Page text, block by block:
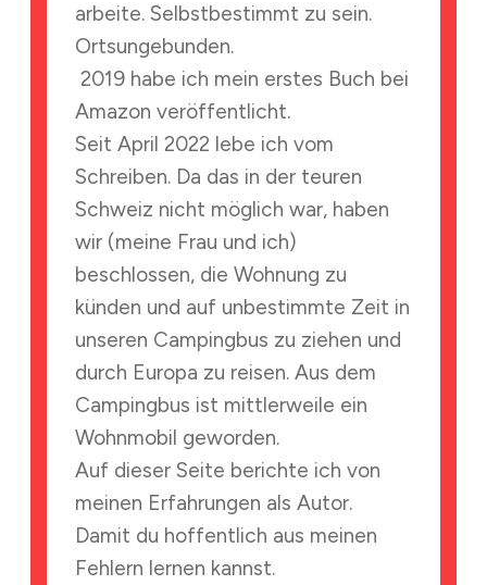
arbeite. Selbstbestimmt zu sein.
Ortsungebunden.
2019 habe ich mein erstes Buch bei
Amazon veröffentlicht.
Seit April 2022 lebe ich vom
Schreiben. Da das in der teuren
Schweiz nicht möglich war, haben
wir (meine Frau und ich)
beschlossen, die Wohnung zu
künden und auf unbestimmte Zeit in
unseren Campingbus zu ziehen und
durch Europa zu reisen. Aus dem
Campingbus ist mittlerweile ein
Wohnmobil geworden.
Auf dieser Seite berichte ich von
meinen Erfahrungen als Autor.
Damit du hoffentlich aus meinen
Fehlern lernen kannst.